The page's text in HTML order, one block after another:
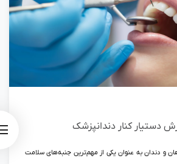
دستیار کنار دندانپزشک
و دندان به عنوان یکی از مهم‌ترین جنبه‌های سلامت